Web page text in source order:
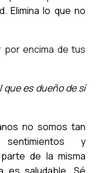
Elimina lo que no
por encima de tus
que es dueño de sí
no somos tan
sentimientos y
de la misma